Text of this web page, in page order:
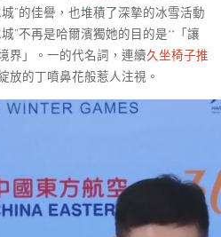
”的佳譽，也堆積了深摯的冰雪活動
城”不再是哈爾濱獨她的目的是**「讓
界」。一的代名詞，連續久坐椅子推
放的丁噴鼻花般惹人注視。